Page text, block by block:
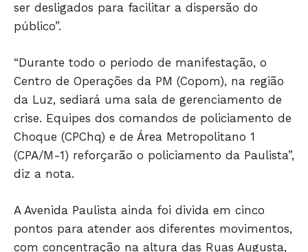
OPINIÃO
GERAL
SAÚDE
AGRONOTÍCIAS
ÚLTIMAS NOTÍCIAS
ser desligados para facilitar a dispersão do
público”.
“Durante todo o período de manifestação, o
Centro de Operações da PM (Copom), na região
da Luz, sediará uma sala de gerenciamento de
crise. Equipes dos comandos de policiamento de
Choque (CPChq) e de Área Metropolitano 1
(CPA/M-1) reforçarão o policiamento da Paulista”,
diz a nota.
A Avenida Paulista ainda foi divida em cinco
pontos para atender aos diferentes movimentos,
com concentração na altura das Ruas Augusta,